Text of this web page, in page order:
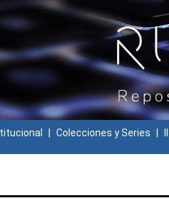
Colecciones y Series